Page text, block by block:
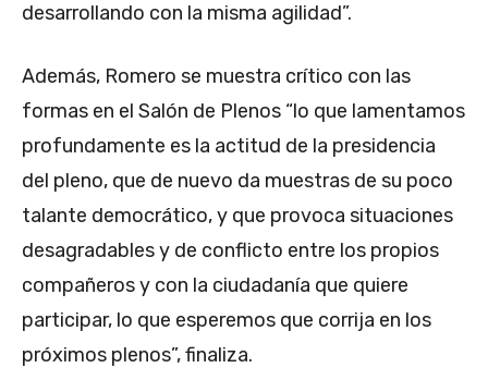
desarrollando con la misma agilidad”.
Además, Romero se muestra crítico con las
formas en el Salón de Plenos “lo que lamentamos
profundamente es la actitud de la presidencia
del pleno, que de nuevo da muestras de su poco
talante democrático, y que provoca situaciones
desagradables y de conflicto entre los propios
compañeros y con la ciudadanía que quiere
participar, lo que esperemos que corrija en los
próximos plenos”, finaliza.